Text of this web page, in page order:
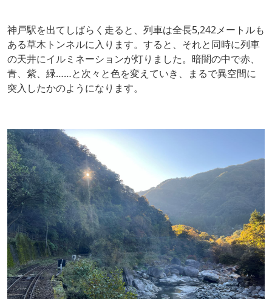
神戸駅を出てしばらく走ると、列車は全長5,242メートルも
ある草木トンネルに入ります。すると、それと同時に列車
の天井にイルミネーションが灯りました。暗闇の中で赤、
青、紫、緑……と次々と色を変えていき、まるで異空間に
突入したかのようになります。